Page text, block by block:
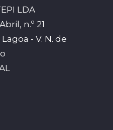
LDA
n.º 21
- V. N. de